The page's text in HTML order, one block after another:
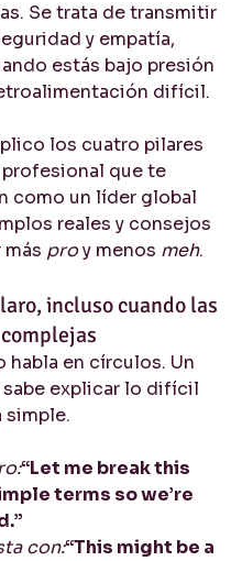
Se trata de transmitir
y empatía,
estás bajo presión
difícil.
los cuatro pilares
que te
como un líder global
reales y consejos
más pro y menos meh.
incluso cuando las
habla en círculos. Un
explicar lo difícil
simple.
“Let me break this
terms so we’re
con:“This might be a